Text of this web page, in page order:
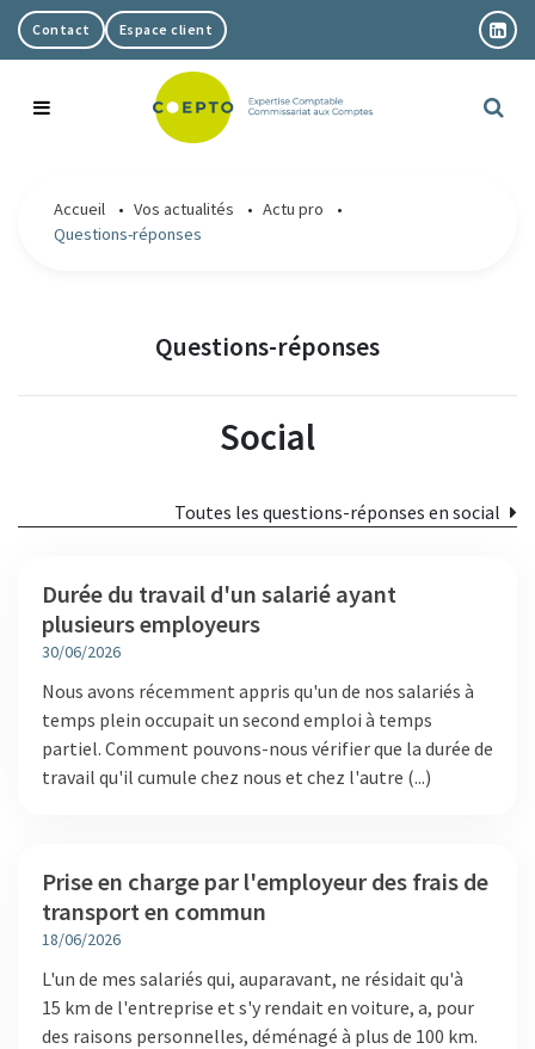
Contact Espace client
Notre cabinet
Audit légal et contractuel
Acquisition, transmission & évaluation
Accueil • Vos actualités • Actu pro
•
Questions-réponses
Questions-réponses
Social
Toutes les questions-réponses en social
Durée du travail d'un salarié ayant
plusieurs employeurs
30/06/2026
Nous avons récemment appris qu'un de nos salariés à
temps plein occupait un second emploi à temps
partiel. Comment pouvons-nous vérifier que la durée de
travail qu'il cumule chez nous et chez l'autre (...)
Prise en charge par l'employeur des frais de
transport en commun
18/06/2026
L'un de mes salariés qui, auparavant, ne résidait qu'à
15 km de l'entreprise et s'y rendait en voiture, a, pour
des raisons personnelles, déménagé à plus de 100 km.